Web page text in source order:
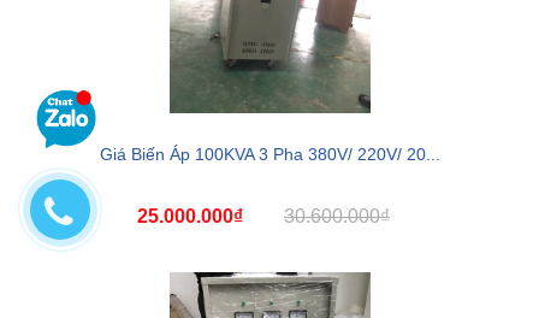
Giá Biến Áp 100KVA 3 Pha 380V/ 220V/ 20...
25.000.000₫ 30.600.000₫